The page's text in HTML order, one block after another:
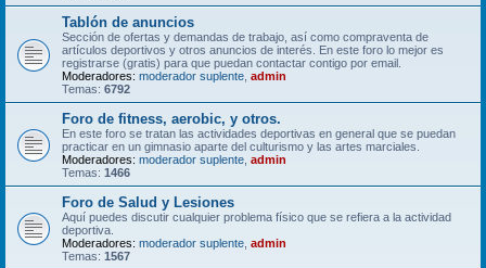
Tablón de anuncios
Sección de ofertas y demandas de trabajo, así como compraventa de
artículos deportivos y otros anuncios de interés. En este foro lo mejor es
registrarse (gratis) para que puedan contactar contigo por email.
Moderadores: moderador suplente admin
Temas: 6792
Foro de fitness, aerobic, y otros.
En este foro se tratan las actividades deportivas en general que se puedan
practicar en un gimnasio aparte del culturismo y las artes marciales.
Moderadores: moderador suplente admin
Temas: 1466
Foro de Salud y Lesiones
Aquí puedes discutir cualquier problema físico que se refiera a la actividad
deportiva.
Moderadores: moderador suplente admin
Temas: 1567